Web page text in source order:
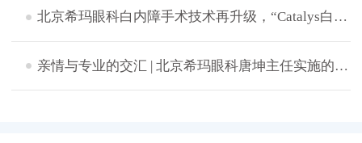
北京希玛眼科白内障手术技术再升级，“Catalys白力士”飞秒激光白内障手术设备正式启用
​亲情与专业的交汇 | 北京希玛眼科唐坤主任实施的一次特别白内障手术